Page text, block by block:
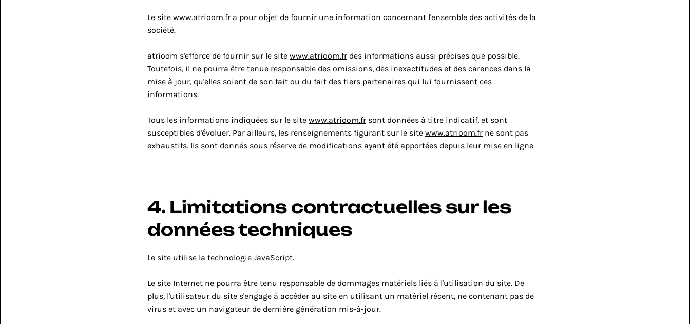
Le site www.atrioom.fr a pour objet de fournir une information concernant l'ensemble des activités de la
société.
atrioom s'efforce de fournir sur le site www.atrioom.fr des informations aussi précises que possible.
Toutefois, il ne pourra être tenue responsable des omissions, des inexactitudes et des carences dans la
mise à jour, qu'elles soient de son fait ou du fait des tiers partenaires qui lui fournissent ces
informations.
Tous les informations indiquées sur le site www.atrioom.fr sont données à titre indicatif, et sont
susceptibles d'évoluer. Par ailleurs, les renseignements figurant sur le site www.atrioom.fr ne sont pas
exhaustifs. Ils sont donnés sous réserve de modifications ayant été apportées depuis leur mise en ligne.
4. Limitations contractuelles sur les
données techniques
Le site utilise la technologie JavaScript.
Le site Internet ne pourra être tenu responsable de dommages matériels liés à l'utilisation du site. De
plus, l'utilisateur du site s'engage à accéder au site en utilisant un matériel récent, ne contenant pas de
virus et avec un navigateur de dernière génération mis-à-jour.